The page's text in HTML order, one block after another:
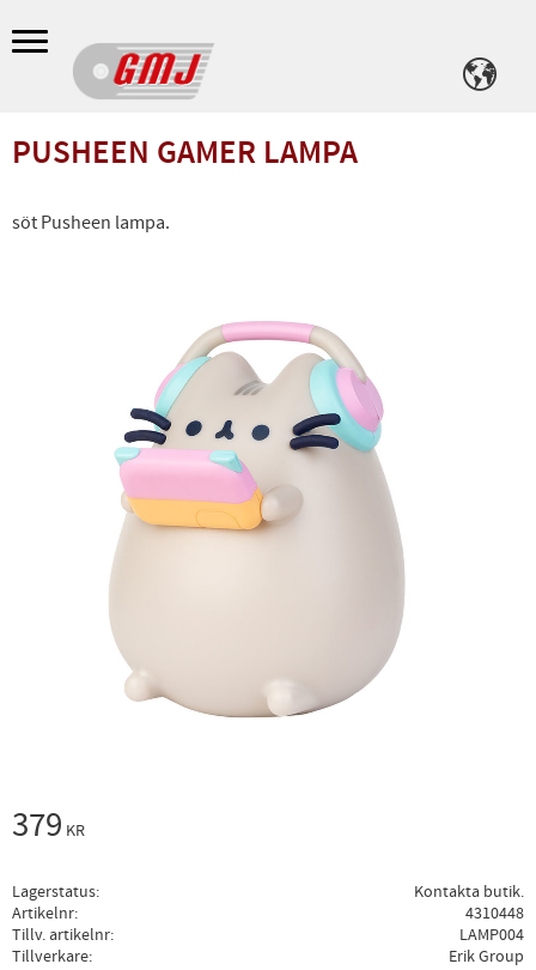
Meny
PUSHEEN GAMER LAMPA
söt Pusheen lampa.
379 KR
Lagerstatus
Kontakta butik.
Artikelnr
4310448
Tillv. artikelnr
LAMP004
Tillverkare
Erik Group